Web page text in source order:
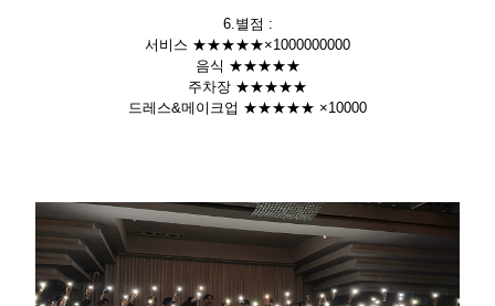
6.별점 :
서비스 ★★★★★×1000000000
음식 ★★★★★
주차장 ★★★★★
드레스&메이크업 ★★★★★ ×10000